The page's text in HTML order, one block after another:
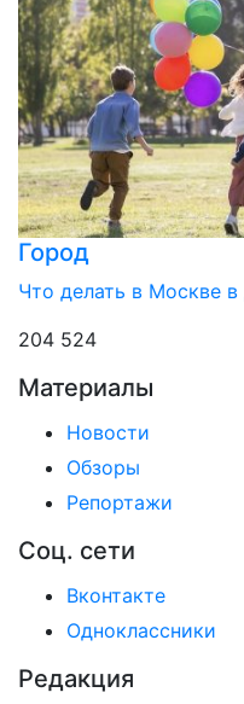
Город
Что делать в Москве
204 524
Материалы
Новости
Обзоры
Репортажи
Соц. сети
Вконтакте
Одноклассники
Редакция